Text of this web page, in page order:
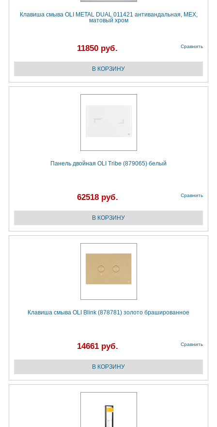
Клавиша смыва OLI METAL DUAL 011421 антивандальная, MEX,
матовый хром
11850 руб. Сравнить
Панель двойная OLI Tribe (879065) белый
62518 руб. Сравнить
Клавиша смыва OLI Blink (878781) золото брашированное
14661 руб. Сравнить